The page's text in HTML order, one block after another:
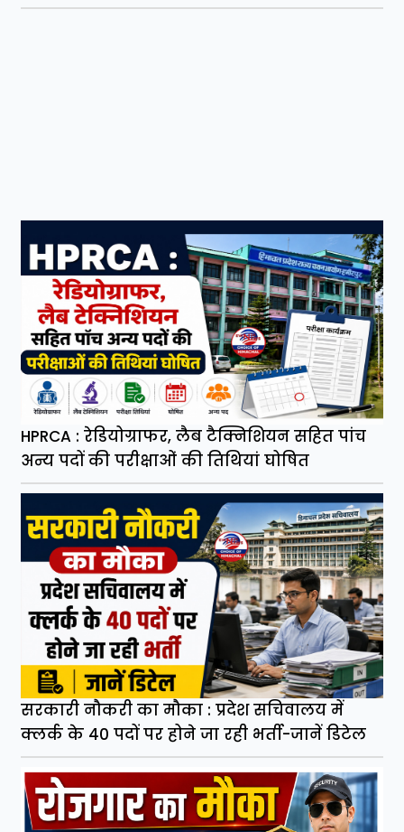
HPRCA : रेडियोग्राफर, लैब टैक्निशियन सहित पांच
अन्य पदों की परीक्षाओं की तिथियां घोषित
सरकारी नौकरी का मौका : प्रदेश सचिवालय में
क्लर्क के 40 पदों पर होने जा रही भर्ती-जानें डिटेल